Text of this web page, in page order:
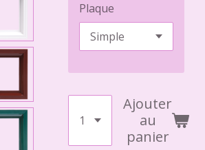
Plaque
Ajouter
au
panier